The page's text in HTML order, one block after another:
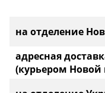
на отделение
адресная
(курьером Новой